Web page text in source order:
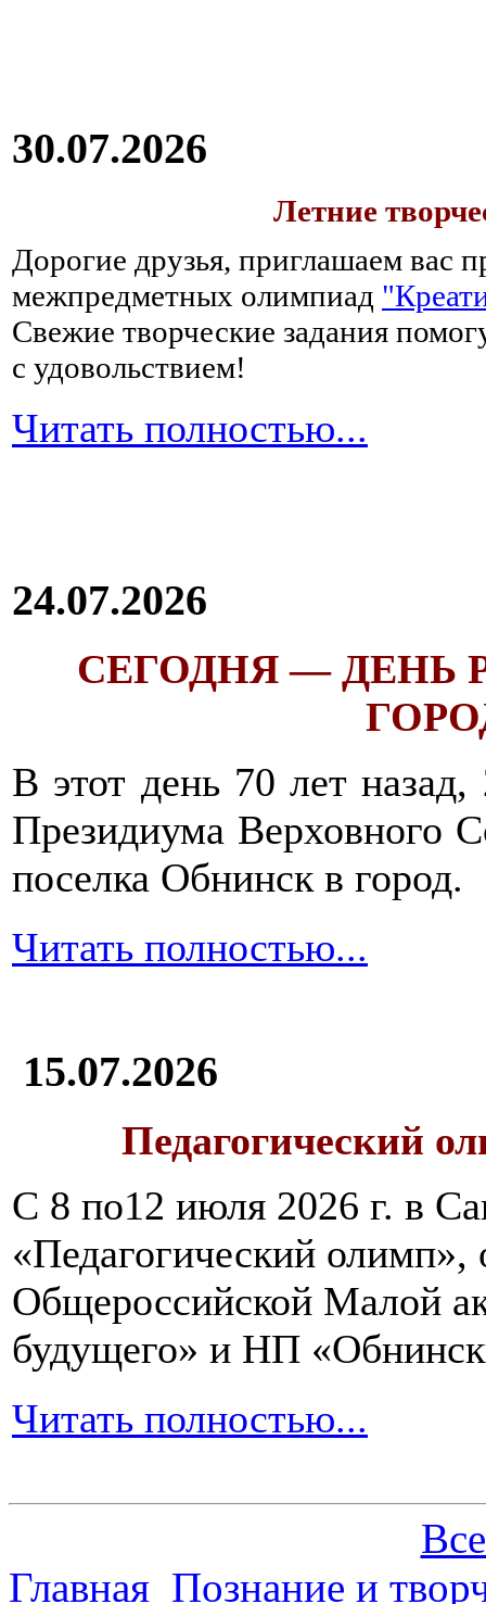
30.07.2026
Летние
Дорогие друзья, приглашаем вас
межпредметных олимпиад
Свежие творческие задания
с удовольствием!
Читать полностью...
24.07.2026
СЕГОДНЯ — ДЕНЬ
В этот день 70 лет
Президиума Верховного
поселка Обнинск в город.
Читать полностью...
15.07.2026
Педагогический
С 8 по12 июля 2026 г. в
«Педагогический олимп»,
Общероссийской Малой
будущего» и НП
Читать полностью...
Главная Познание и